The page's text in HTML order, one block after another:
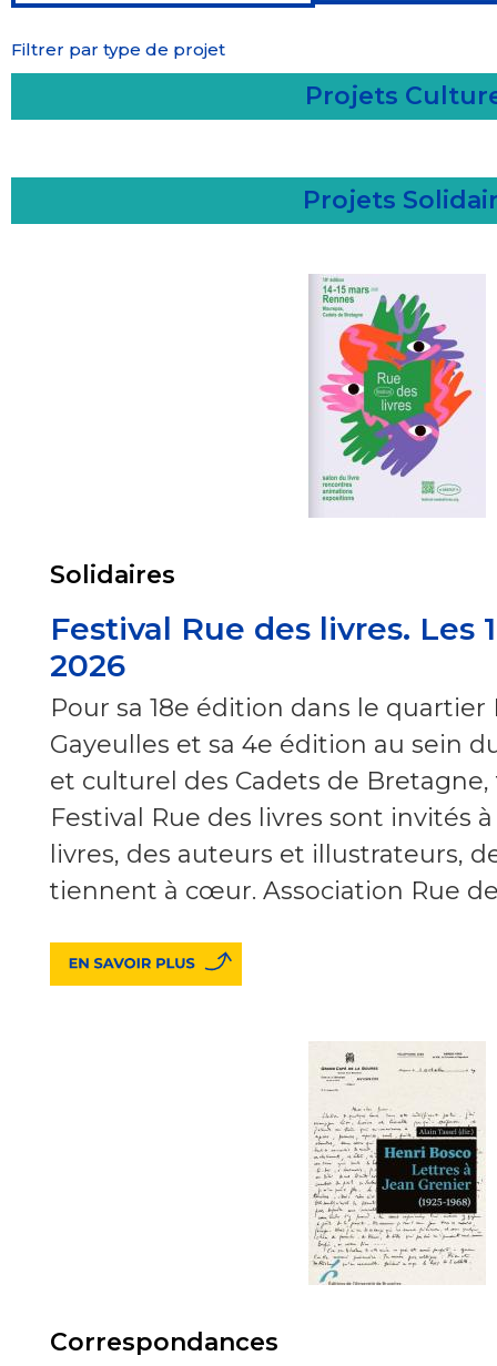
Filtrer par type de projet
Projets
Projets
Solidaires
Festival Rue des livres. Les
2026
Pour sa 18e édition dans le quartier
Gayeulles et sa 4e édition au sein
et culturel des Cadets de
Festival Rue des livres sont invités
livres, des auteurs et illustrateurs,
tiennent à cœur. Association Rue
Correspondances